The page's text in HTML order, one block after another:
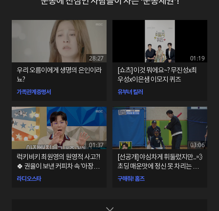
28:27
우리 오름이에게 생명의 은인이라
뇨?
가족관계증명서
01:19
[쇼츠] 이것 뭐에요~? 무진성x최
우성x이은샘 이모지 퀴즈
유부녀 킬러
01:37
럭키비키 최원영의 원영적 사고?!
🍀 권율이 보낸 커피차 속 '아장배
최'의 뜻은?🤣
라디오스타
03:06
[선공개] 야심차게 휘둘렀지만...💨
초딩 매운맛에 정신 못 차리는 주
우재
구해줘! 홈즈